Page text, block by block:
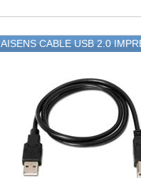
AISENS CABLE USB 2.0